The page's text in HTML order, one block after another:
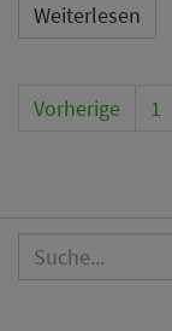
Weiterlesen
Vorherige 1